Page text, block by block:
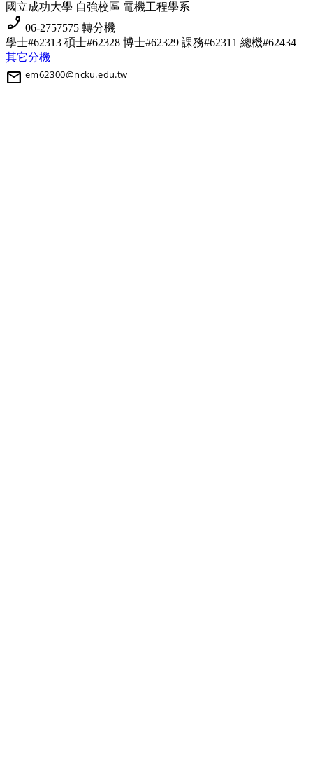
國立成功大學 自強校區 電機工程學系
phone_enabled 06-2757575 轉分機
學士#62313 碩士#62328 博士#62329 課務#62311 總機#62434
其它分機
mail